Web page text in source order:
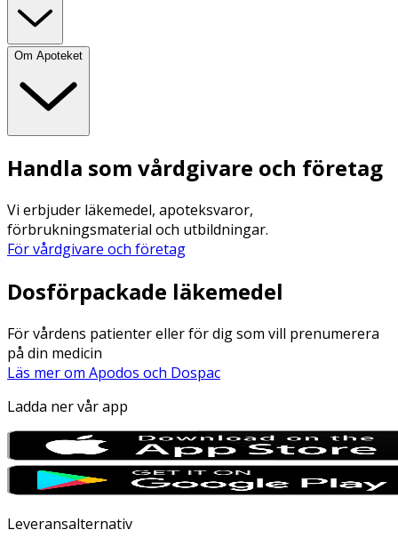
Om Apoteket
Handla som vårdgivare och företag
Vi erbjuder läkemedel, apoteksvaror,
förbrukningsmaterial och utbildningar.
För vårdgivare och företag
Dosförpackade läkemedel
För vårdens patienter eller för dig som vill prenumerera
på din medicin
Läs mer om Apodos och Dospac
Ladda ner vår app
Leveransalternativ